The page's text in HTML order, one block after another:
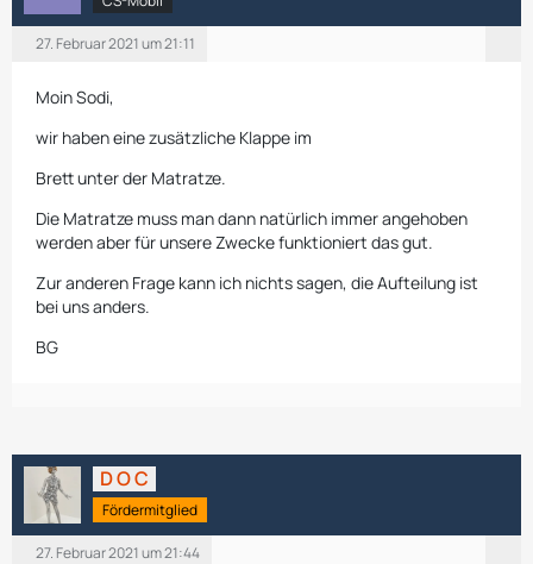
27. Februar 2021 um 21:11
Moin Sodi,
wir haben eine zusätzliche Klappe im
Brett unter der Matratze.
Die Matratze muss man dann natürlich immer angehoben
werden aber für unsere Zwecke funktioniert das gut.
Zur anderen Frage kann ich nichts sagen, die Aufteilung ist
bei uns anders.
BG
D O C
Fördermitglied
27. Februar 2021 um 21:44